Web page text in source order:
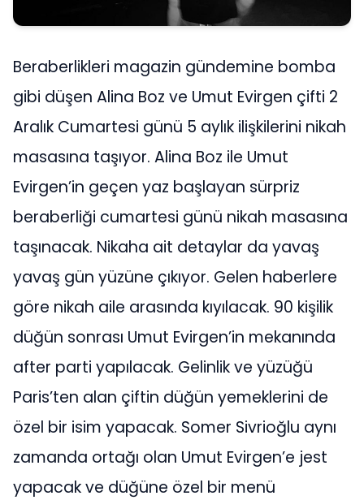
Beraberlikleri magazin gündemine bomba
gibi düşen Alina Boz ve Umut Evirgen çifti 2
Aralık Cumartesi günü 5 aylık ilişkilerini nikah
masasına taşıyor. Alina Boz ile Umut
Evirgen’in geçen yaz başlayan sürpriz
beraberliği cumartesi günü nikah masasına
taşınacak. Nikaha ait detaylar da yavaş
yavaş gün yüzüne çıkıyor. Gelen haberlere
göre nikah aile arasında kıyılacak. 90 kişilik
düğün sonrası Umut Evirgen’in mekanında
after parti yapılacak. Gelinlik ve yüzüğü
Paris’ten alan çiftin düğün yemeklerini de
özel bir isim yapacak. Somer Sivrioğlu aynı
zamanda ortağı olan Umut Evirgen’e jest
yapacak ve düğüne özel bir menü